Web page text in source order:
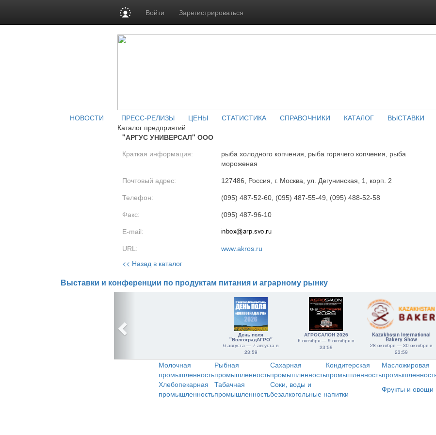
Войти Зарегистрироваться
НОВОСТИ ПРЕСС-РЕЛИЗЫ ЦЕНЫ СТАТИСТИКА СПРАВОЧНИКИ КАТАЛОГ ВЫСТАВКИ
Каталог предприятий
"АРГУС УНИВЕРСАЛ" ООО
Краткая информация:
рыба холодного копчения, рыба горячего копчения, рыба
мороженая
Почтовый адрес: 127486, Россия, г. Москва, ул. Дегунинская, 1, корп. 2
Телефон: (095) 487-52-60, (095) 487-55-49, (095) 488-52-58
Факс: (095) 487-96-10
E-mail:
URL: www.akros.ru
<< Назад в каталог
Выставки и конференции по продуктам питания и аграрному рынку
День поля
"ВолгоградАГРО"
6 августа — 7 августа в
23:59
АГРОСАЛОН 2026
6 октября — 9 октября в
23:59
Kazakhstan International
Bakery Show
28 октября — 30 октября в
23:59
Молочная
промышленность
Рыбная
промышленность
Сахарная
промышленность
Кондитерская
промышленность
Масложировая
Хлебопекарная
промышленность
Табачная
промышленность
Соки, воды и
безалкогольные напитки
Фрукты и овощи